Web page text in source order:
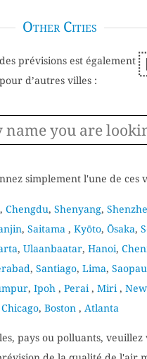
Other Cities
prévisions est également
d’autres villes :
simplement l'une de ces
, Chengdu, Shenyang,
, Saitama , Kyōto, Ōsaka,
, Ulaanbaatar, Hanoi,
, Santiago, Lima,
, Ipoh , Perai , Miri ,
Chicago, Boston , Atlanta
pays ou polluants,